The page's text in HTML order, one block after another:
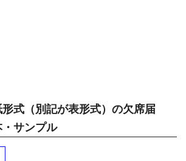
式（別記が表形式）の欠席届
・サンプル